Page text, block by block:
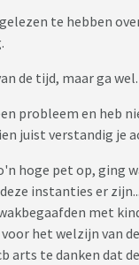
te hebben
de tijd, maar ga wel.
probleem en heb
juist verstandig je
hoge pet op, ging
instanties er
met
het welzijn van
arts te danken dat